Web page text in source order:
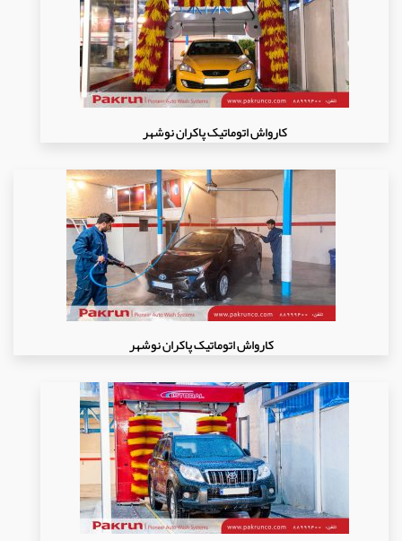
کارواش اتوماتیک پاکران نوشهر
کارواش اتوماتیک پاکران نوشهر